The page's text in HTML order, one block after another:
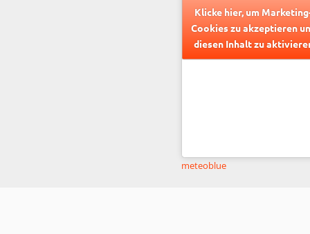
Klicke hier, um
Cookies zu akzeptieren
diesen Inhalt zu
meteoblue